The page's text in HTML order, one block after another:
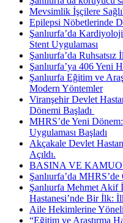
Mevsimlik İşçilere
Epilepsi Nöbetlerinde
Şanlıurfa’da
Stent Uygulaması
Şanlıurfa’da Ruhsatsız
Şanlıurfa’ya 406 Yeni
Şanlıurfa Eğitim ve
Modern Yöntemler
Viranşehir Devlet
Dönemi Başladı ​
MHRS’de Yeni
Uygulaması Başladı
Akçakale Devlet
Açıldı.
BASINA VE
Şanlıurfa’da
Şanlıurfa Mehmet Akif
Hastanesi’nde Bir İlk:
Aile Hekimlerine
“Eğitim ve Araştırma